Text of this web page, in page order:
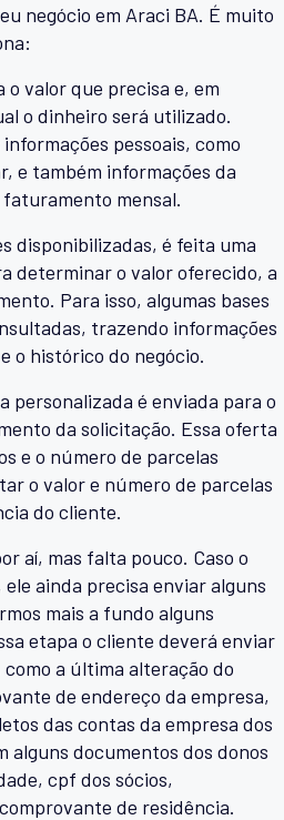
negócio em Araci BA. É muito
valor que precisa e, em
o dinheiro será utilizado.
pessoais, como
e também informações da
mensal.
disponibilizadas, é feita uma
determinar o valor oferecido, a
Para isso, algumas bases
trazendo informações
o histórico do negócio.
personalizada é enviada para o
da solicitação. Essa oferta
e o número de parcelas
o valor e número de parcelas
do cliente.
aí, mas falta pouco. Caso o
ainda precisa enviar alguns
mais a fundo alguns
etapa o cliente deverá enviar
a última alteração do
de endereço da empresa,
das contas da empresa dos
alguns documentos dos donos
cpf dos sócios,
de residência.